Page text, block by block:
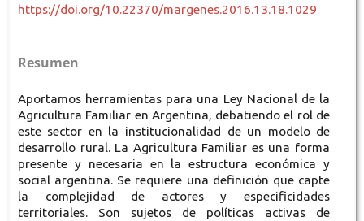
https://doi.org/10.22370/margenes.2016.13.18.1029
Resumen
Aportamos herramientas para una Ley Nacional de la
Agricultura Familiar en Argentina, debatiendo el rol de
este sector en la institucionalidad de un modelo de
desarrollo rural. La Agricultura Familiar es una forma
presente y necesaria en la estructura económica y
social argentina. Se requiere una definición que capte
la complejidad de actores y especificidades
territoriales. Son sujetos de políticas activas de